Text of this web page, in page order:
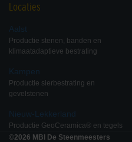
Locaties
Aalst
Productie stenen, banden en
klimaatadaptieve bestrating
Kampen
Productie sierbestrating en
gevelstenen
Nieuw-Lekkerland
Productie GeoCeramica® en tegels
©2026 MBI De Steenmeesters